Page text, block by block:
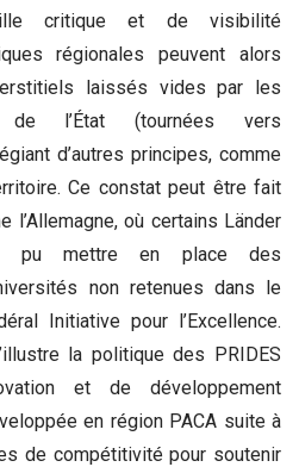
critique et de visibilité
régionales peuvent alors
laissés vides par les
de l’État (tournées vers
d’autres principes, comme
Ce constat peut être fait
l’Allemagne, où certains Länder
pu mettre en place des
non retenues dans le
Initiative pour l’Excellence.
la politique des PRIDES
et de développement
en région PACA suite à
de compétitivité pour soutenir